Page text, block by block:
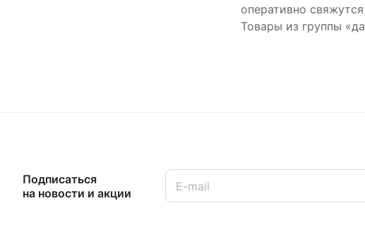
оперативно
Товары из группы
Подписаться
на новости и акции